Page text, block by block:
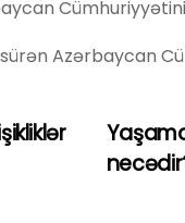
Azərbaycan